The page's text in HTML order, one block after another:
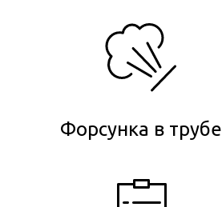
Форсунка в трубе